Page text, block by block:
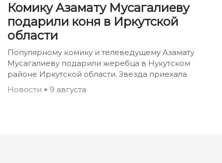
Комику Азамату Мусагалиеву
подарили коня в Иркутской
области
Популярному комику и телеведущему Азамату
Мусагалиеву подарили жеребца в Нукутском
районе Иркутской области. Звезда приехала
Новости
9 августа